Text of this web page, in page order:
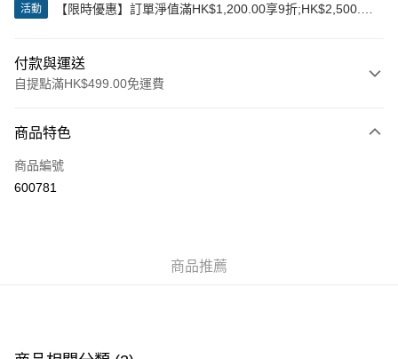
活動
【限時優惠】訂單淨值滿HK$1,200.00享9折;HK$2,500.00
付款與運送
自提點滿HK$499.00免運費
信用卡
Apple Pay
商品特色
商品編號
600781
商品推薦